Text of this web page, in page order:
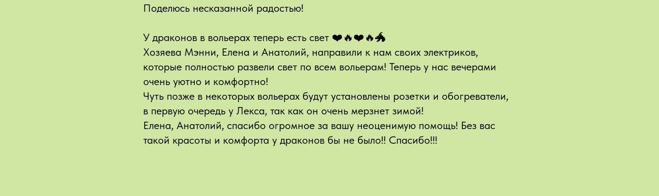
Поделюсь несказанной радостью!
У драконов в вольерах теперь есть свет ❤️🔥❤️🔥🐲
Хозяева Мэнни, Елена и Анатолий, направили к нам своих электриков,
которые полностью развели свет по всем вольерам! Теперь у нас вечерами
очень уютно и комфортно!
Чуть позже в некоторых вольерах будут установлены розетки и обогреватели,
в первую очередь у Лекса, так как он очень мерзнет зимой!
Елена, Анатолий, спасибо огромное за вашу неоценимую помощь! Без вас
такой красоты и комфорта у драконов бы не было!! Спасибо!!!